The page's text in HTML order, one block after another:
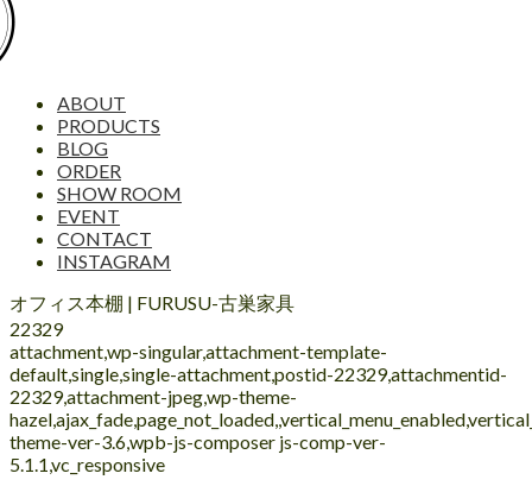
ABOUT
PRODUCTS
BLOG
ORDER
SHOW ROOM
EVENT
CONTACT
INSTAGRAM
オフィス本棚 | FURUSU-古巣家具
22329
attachment,wp-singular,attachment-template-
default,single,single-attachment,postid-22329,attachmentid-
22329,attachment-jpeg,wp-theme-
theme-ver-3.6,wpb-js-composer js-comp-ver-
5.1.1,vc_responsive